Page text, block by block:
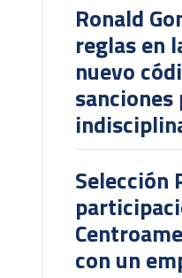
Ronald
reglas en
nuevo
Selección
con un